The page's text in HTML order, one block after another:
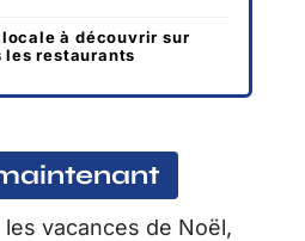
à découvrir sur
les restaurants
les vacances de Noël,